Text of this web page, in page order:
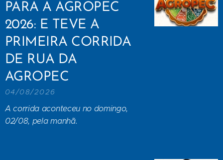
PARA A AGROPEC
2026: E TEVE A
PRIMEIRA CORRIDA
DE RUA DA
AGROPEC
04/08/2026
A corrida aconteceu no domingo,
02/08, pela manhã.